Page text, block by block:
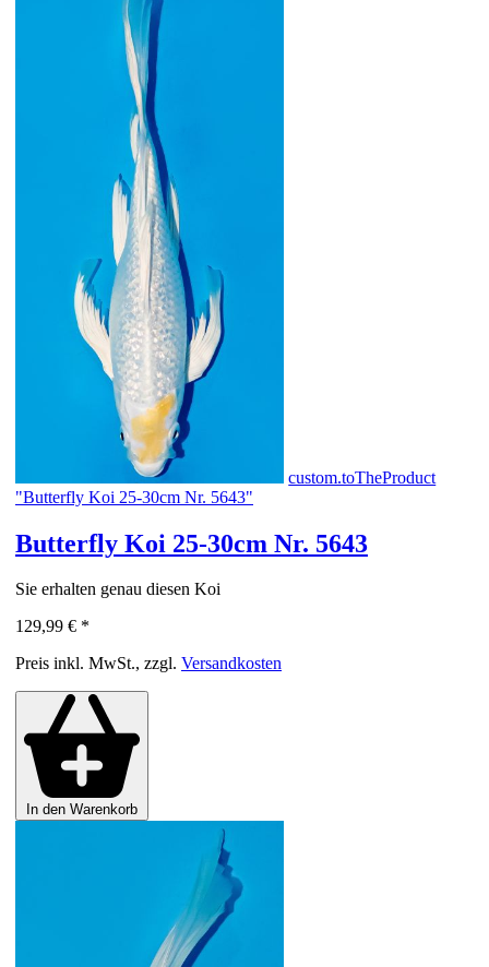
custom.toTheProduct
"Butterfly Koi 25-30cm Nr. 5643"
Butterfly Koi 25-30cm Nr. 5643
Sie erhalten genau diesen Koi
129,99 € *
Preis inkl. MwSt., zzgl. Versandkosten
In den Warenkorb